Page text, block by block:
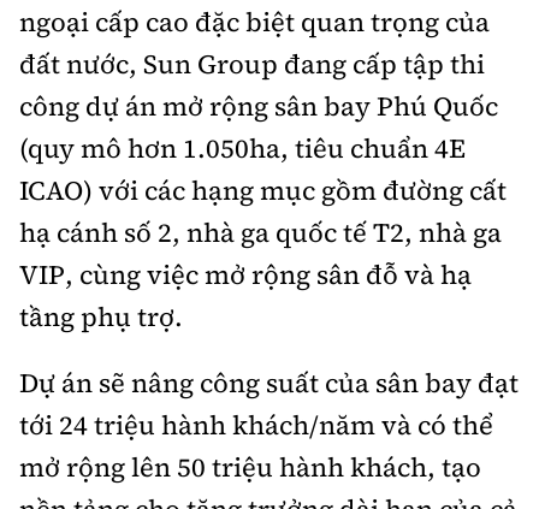
ngoại cấp cao đặc biệt quan trọng của
đất nước, Sun Group đang cấp tập thi
công dự án mở rộng sân bay Phú Quốc
(quy mô hơn 1.050ha, tiêu chuẩn 4E
ICAO) với các hạng mục gồm đường cất
hạ cánh số 2, nhà ga quốc tế T2, nhà ga
VIP, cùng việc mở rộng sân đỗ và hạ
tầng phụ trợ.
Dự án sẽ nâng công suất của sân bay đạt
tới 24 triệu hành khách/năm và có thể
mở rộng lên 50 triệu hành khách, tạo